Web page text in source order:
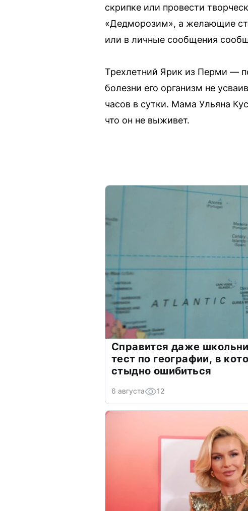
скрипке или провести
«Дедморозим», а желающие
или в личные сообщения
Трехлетний Ярик из Перми —
болезни его организм не
часов в сутки. Мама Ульяна
что он не выживет.
Справится даже
тест по географии, в
стыдно ошибиться
6 августа 12